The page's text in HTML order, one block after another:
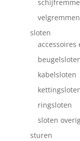
velgremmen
sloten
accessoires
kabelsloten
ringsloten
sloten
sturen